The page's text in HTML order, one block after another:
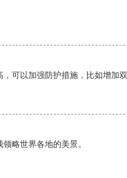
可以加强防护措施，比如增加双
略世界各地的美景。